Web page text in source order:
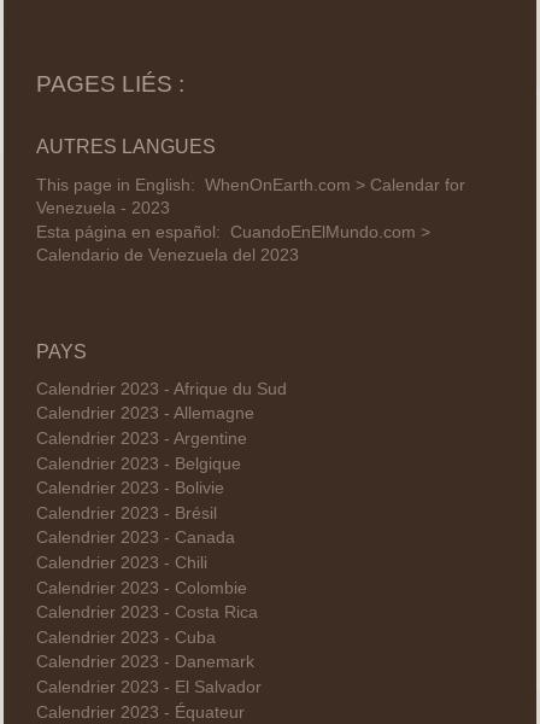
PAGES LIÉS :
AUTRES LANGUES
This page in English: WhenOnEarth.com > Calendar for
Venezuela - 2023
Esta página en español: CuandoEnElMundo.com >
Calendario de Venezuela del 2023
PAYS
Calendrier 2023 - Afrique du Sud
Calendrier 2023 - Allemagne
Calendrier 2023 - Argentine
Calendrier 2023 - Belgique
Calendrier 2023 - Bolivie
Calendrier 2023 - Brésil
Calendrier 2023 - Canada
Calendrier 2023 - Chili
Calendrier 2023 - Colombie
Calendrier 2023 - Costa Rica
Calendrier 2023 - Cuba
Calendrier 2023 - Danemark
Calendrier 2023 - El Salvador
Calendrier 2023 - Équateur